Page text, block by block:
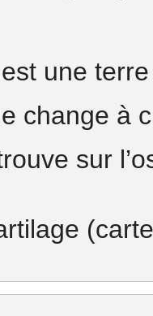
une
change à
sur